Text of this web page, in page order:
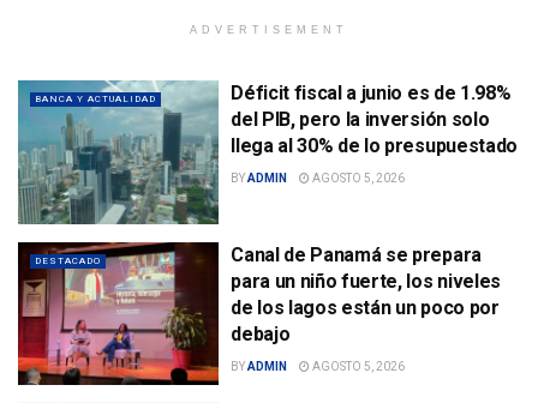
ADVERTISEMENT
BANCA Y ACTUALIDAD
Déficit fiscal a junio es de 1.98%
del PIB, pero la inversión solo
llega al 30% de lo presupuestado
BYADMIN AGOSTO 5, 2026
DESTACADO
Canal de Panamá se prepara
para un niño fuerte, los niveles
de los lagos están un poco por
debajo
BYADMIN AGOSTO 5, 2026